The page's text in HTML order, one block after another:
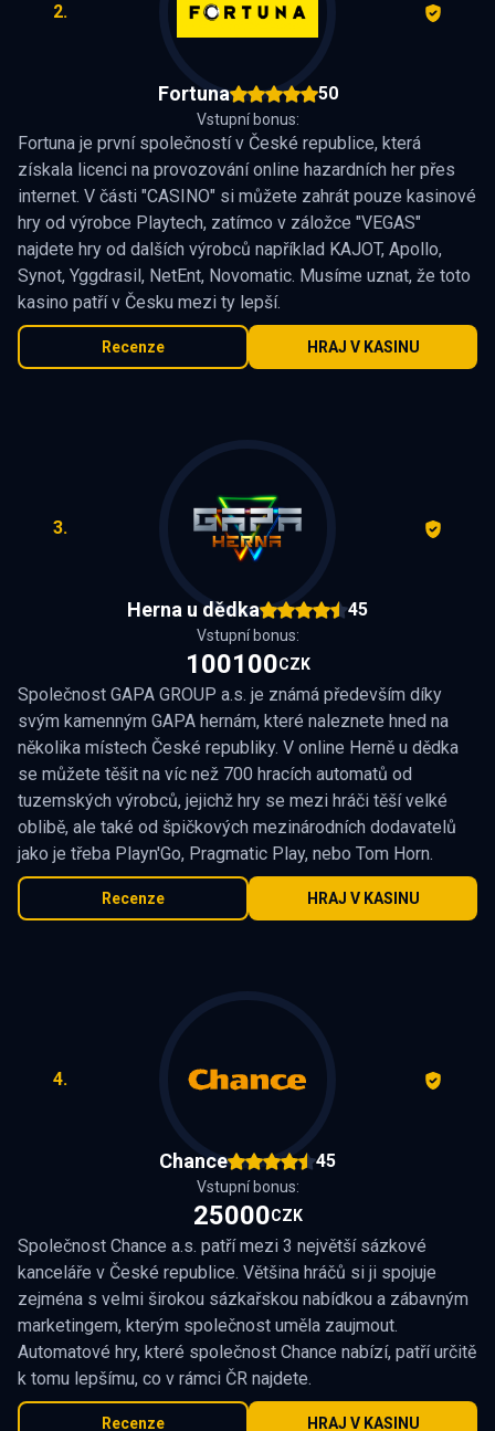
2.
Fortuna 50
Vstupní bonus:
Fortuna je první společností v České republice, která
získala licenci na provozování online hazardních her přes
internet. V části "CASINO" si můžete zahrát pouze kasinové
hry od výrobce Playtech, zatímco v záložce "VEGAS"
najdete hry od dalších výrobců například KAJOT, Apollo,
Synot, Yggdrasil, NetEnt, Novomatic. Musíme uznat, že toto
kasino patří v Česku mezi ty lepší.
Recenze HRAJ V KASINU
3.
Herna u dědka 45
Vstupní bonus:
100100CZK
Společnost GAPA GROUP a.s. je známá především díky
svým kamenným GAPA hernám, které naleznete hned na
několika místech České republiky. V online Herně u dědka
se můžete těšit na víc než 700 hracích automatů od
tuzemských výrobců, jejichž hry se mezi hráči těší velké
oblibě, ale také od špičkových mezinárodních dodavatelů
jako je třeba Playn'Go, Pragmatic Play, nebo Tom Horn.
Recenze HRAJ V KASINU
4.
Chance 45
Vstupní bonus:
25000CZK
Společnost Chance a.s. patří mezi 3 největší sázkové
kanceláře v České republice. Většina hráčů si ji spojuje
zejména s velmi širokou sázkařskou nabídkou a zábavným
marketingem, kterým společnost uměla zaujmout.
Automatové hry, které společnost Chance nabízí, patří určitě
k tomu lepšímu, co v rámci ČR najdete.
Recenze HRAJ V KASINU